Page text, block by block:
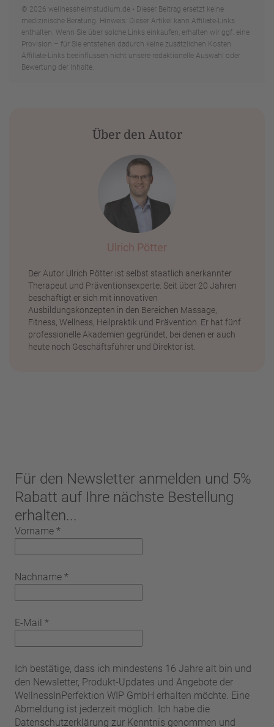
© 2026 wellnessheimstudium.de • Dieser Beitrag ersetzt keine
medizinische Beratung. Hinweis: Dieser Artikel kann Affiliate-Links
enthalten. Wenn Sie über solche Links einkaufen, erhalten wir ggf. eine
Provision – für Sie entstehen dadurch keine zusätzlichen Kosten.
Affiliate-Links beeinflussen nicht unsere redaktionelle Auswahl oder
Bewertung der Inhalte.
Über den Autor
Ulrich Pötter
Der Autor Ulrich Pötter ist selbst staatlich anerkannter
Therapeut und Präventionsexperte. Seit über 20 Jahren
beschäftigt er sich mit innovativen
Ausbildungskonzepten in den Bereichen Massage,
Fitness, Wellness, Heilpraktik und Prävention. Er hat fünf
professionelle Akademien gegründet, bei denen er auch
heute noch Geschäftsführer und Direktor ist.
Für den Newsletter anmelden und 5%
Rabatt auf Ihre nächste Bestellung
erhalten...
Vorname *
Nachname *
E-Mail *
Ich bestätige, dass ich mindestens 16 Jahre alt bin und
den Newsletter, Produkt-Updates und Angebote der
WellnessInPerfektion WIP GmbH erhalten möchte. Eine
Abmeldung ist jederzeit möglich. Ich habe die
Datenschutzerklärung zur Kenntnis genommen und